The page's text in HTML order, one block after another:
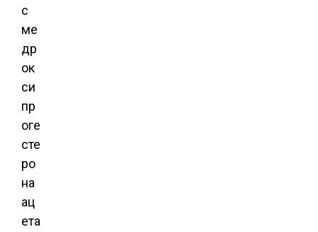
с
ме
др
ок
си
пр
оге
сте
ро
на
ац
ета